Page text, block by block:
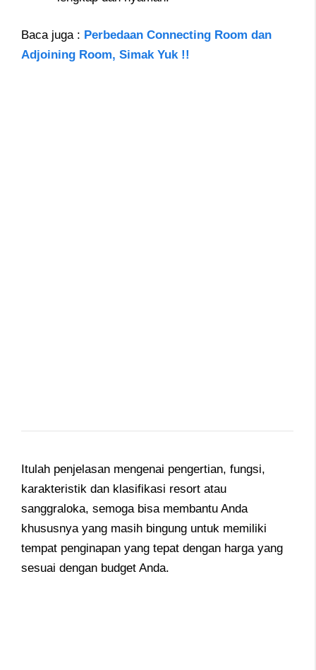
Baca juga: Perbedaan Connecting Room dan
Adjoining Room, Simak Yuk !!
Itulah penjelasan mengenai pengertian, fungsi,
karakteristik dan klasifikasi resort atau
sanggraloka, semoga bisa membantu Anda
khususnya yang masih bingung untuk memiliki
tempat penginapan yang tepat dengan harga yang
sesuai dengan budget Anda.